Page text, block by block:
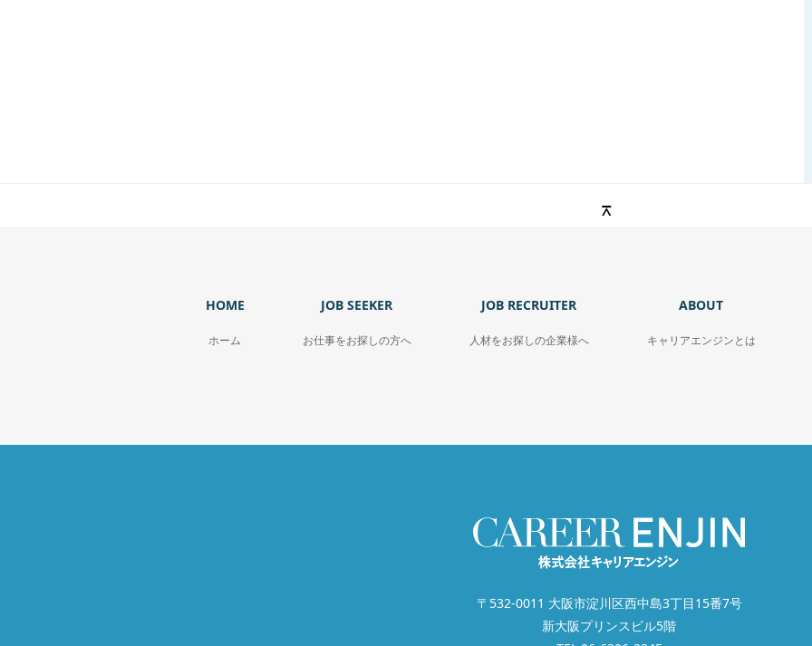
HOME
ホーム
JOB SEEKER
お仕事をお探しの方へ
JOB RECRUITER
人材をお探しの企業様へ
ABOUT
キャリアエンジンとは
〒532-0011 大阪市淀川区西中島3丁目15番7号
新大阪プリンスビル5階